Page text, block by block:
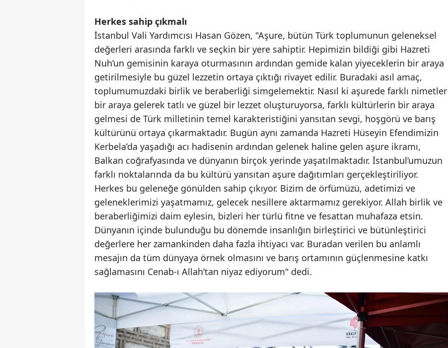
Herkes sahip çıkmalı
İstanbul Vali Yardımcısı Hasan Gözen, "Aşure, bütün Türk toplumunun geleneksel
değerleri arasında farklı ve seçkin bir yere sahiptir. Hepimizin bildiği gibi Hazreti
Nuh’un gemisinin karaya oturmasının ardından gemide kalan yiyeceklerin bir araya
getirilmesiyle bu güzel lezzetin ortaya çıktığı rivayet edilir. Buradaki asıl amaç,
toplumumuzdaki birlik ve beraberliği simgelemektir. Nasıl ki aşurede farklı nimetler
bir araya gelerek tatlı ve güzel bir lezzet oluşturuyorsa, farklı kültürlerin bir araya
gelmesi de Türk milletinin temel karakteristiğini yansıtan sevgi, hoşgörü ve barış
kültürünü ortaya çıkarmaktadır. Bugün aynı zamanda Hazreti Hüseyin Efendimizin
Kerbela’da yaşadığı acı hadisenin ardından gelenek haline gelen aşure ikramı,
Balkan coğrafyasında ve dünyanın birçok yerinde yaşatılmaktadır. İstanbul’umuzun
farklı noktalarında da bu kültürü yansıtan aşure dağıtımları gerçekleştiriliyor.
Herkes bu geleneğe gönülden sahip çıkıyor. Bizim de örfümüzü, adetimizi ve
geleneklerimizi yaşatmamız, gelecek nesillere aktarmamız gerekiyor. Allah birlik ve
beraberliğimizi daim eylesin, bizleri her türlü fitne ve fesattan muhafaza etsin.
Dünyanın içinde bulunduğu bu dönemde insanlığın birleştirici ve bütünleştirici
değerlere her zamankinden daha fazla ihtiyacı var. Buradan verilen bu anlamlı
mesajın da tüm dünyaya örnek olmasını ve barış ortamının güçlenmesine katkı
sağlamasını Cenab-ı Allah’tan niyaz ediyorum" dedi.